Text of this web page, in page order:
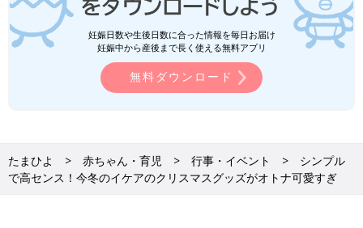
妊娠日数や生後日数に合った情報を毎日お届け
妊娠中から産後まで長く使える無料アプリ
無料ダウンロード
たまひよ 赤ちゃん・育児 行事・イベント
シンプル
で高センス！今冬のイケアのクリスマスグッズがオトナ可愛すぎ